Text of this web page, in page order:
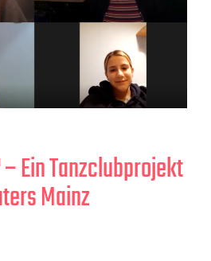
– Ein Tanzclubprojekt
Mainz